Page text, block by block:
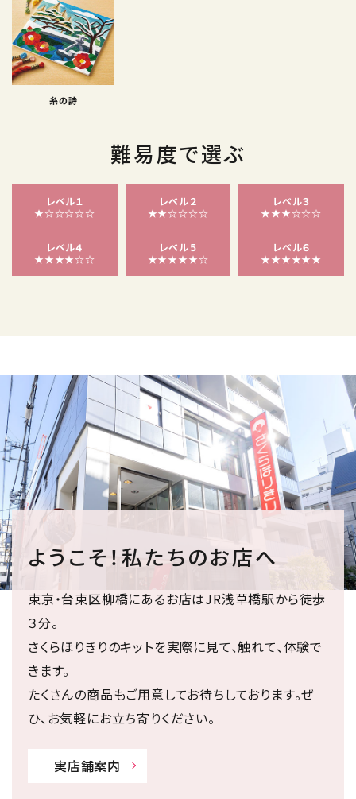
糸の詩
難易度で選ぶ
レベル１
★☆☆☆☆☆
レベル２
★★☆☆☆☆
レベル３
★★★☆☆☆
レベル４
★★★★☆☆
レベル５
★★★★★☆
レベル６
★★★★★★
ようこそ！私たちのお店へ
東京・台東区柳橋にあるお店はJR浅草橋駅から徒歩
３分。
さくらほりきりのキットを実際に見て、触れて、体験で
きます。
たくさんの商品もご用意してお待ちしております。ぜ
ひ、お気軽にお立ち寄りください。
実店舗案内